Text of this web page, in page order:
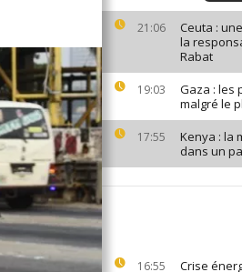
21:06
Ceuta :
la
Rabat
19:03
Gaza : les
malgré le
17:55
Kenya : la
dans un
16:55
Crise